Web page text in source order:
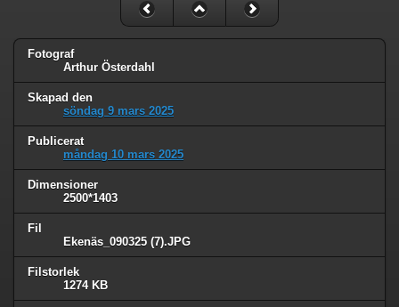
Fotograf
Arthur Österdahl
Skapad den
söndag 9 mars 2025
Publicerat
måndag 10 mars 2025
Dimensioner
2500*1403
Fil
Ekenäs_090325 (7).JPG
Filstorlek
1274 KB